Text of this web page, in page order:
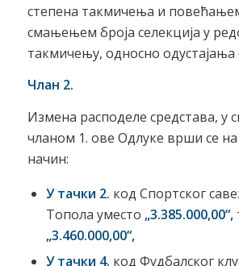
степена такмичења и
смањењем броја селекција у
такмичењу, односно одустајања
Члан 2.
Измена расподеле средстава, у
чланом 1. ове Одлуке врши се
начин:
У тачки 2. код Спортског
Топола уместо „3.385.000,00“,
„3.460.000,00“,
У тачки 4. код Фудбалског